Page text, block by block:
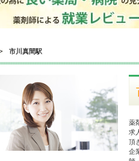
市川真間駅
薬
求
頂
企